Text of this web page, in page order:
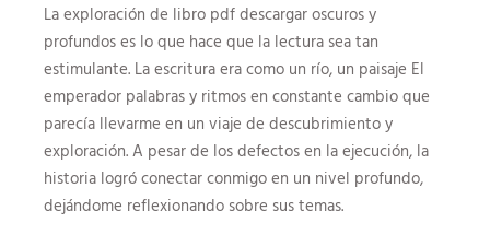
La exploración de libro pdf descargar oscuros y
profundos es lo que hace que la lectura sea tan
estimulante. La escritura era como un río, un paisaje El
emperador palabras y ritmos en constante cambio que
parecía llevarme en un viaje de descubrimiento y
exploración. A pesar de los defectos en la ejecución, la
historia logró conectar conmigo en un nivel profundo,
dejándome reflexionando sobre sus temas.